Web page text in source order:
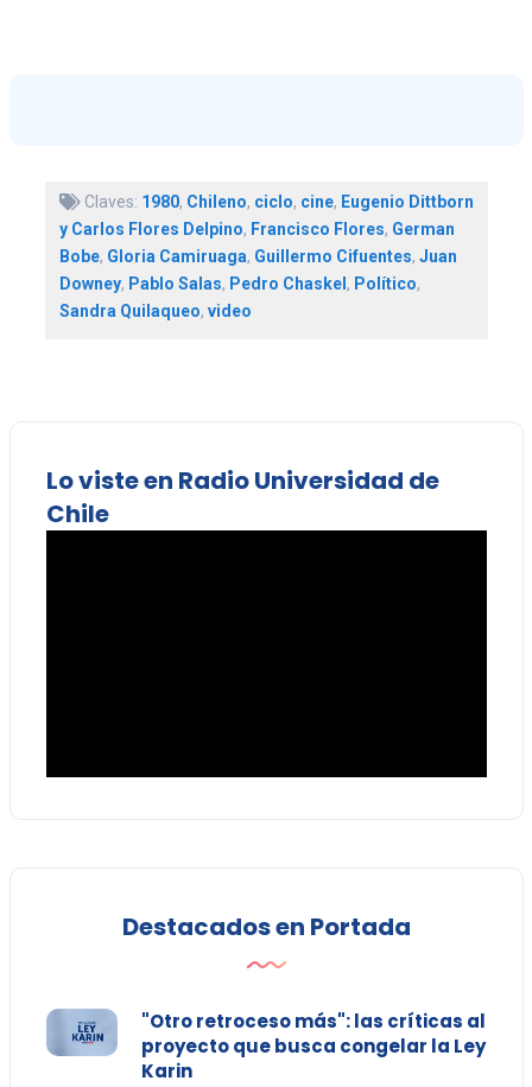
Claves: 1980, Chileno, ciclo, cine, Eugenio Dittborn
y Carlos Flores Delpino, Francisco Flores, German
Bobe, Gloria Camiruaga, Guillermo Cifuentes, Juan
Downey, Pablo Salas, Pedro Chaskel, Político,
Sandra Quilaqueo, video
Lo viste en Radio Universidad de
Chile
Destacados en Portada
"Otro retroceso más": las críticas al
proyecto que busca congelar la Ley
Karin